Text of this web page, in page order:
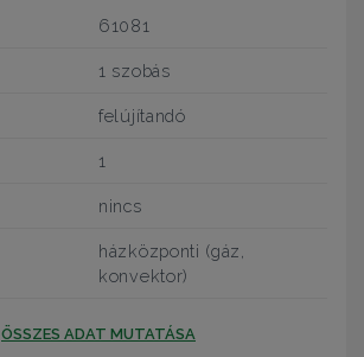
61081
1 szobás
felújítandó
1
nincs
házközponti (gáz,
konvektor)
ÖSSZES ADAT MUTATÁSA